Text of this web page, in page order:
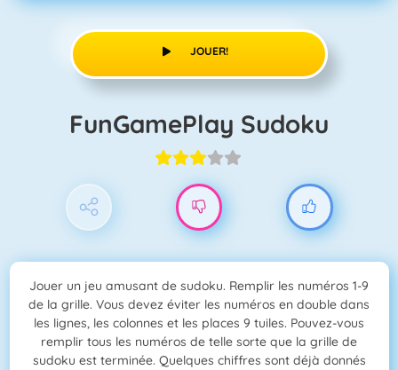
JOUER!
FunGamePlay Sudoku
Jouer un jeu amusant de sudoku. Remplir les numéros 1-9
de la grille. Vous devez éviter les numéros en double dans
les lignes, les colonnes et les places 9 tuiles. Pouvez-vous
remplir tous les numéros de telle sorte que la grille de
sudoku est terminée. Quelques chiffres sont déjà donnés